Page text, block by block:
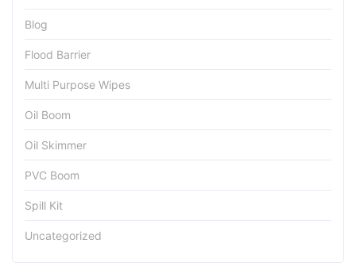
Blog
Flood Barrier
Multi Purpose Wipes
Oil Boom
Oil Skimmer
PVC Boom
Spill Kit
Uncategorized